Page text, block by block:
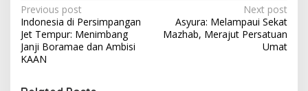
P
o
s
t
Previous post
Indonesia di Persimpangan
Jet Tempur: Menimbang
Janji Boramae dan Ambisi
KAAN
Next post
Asyura: Melampaui Sekat
Mazhab, Merajut Persatuan
Umat